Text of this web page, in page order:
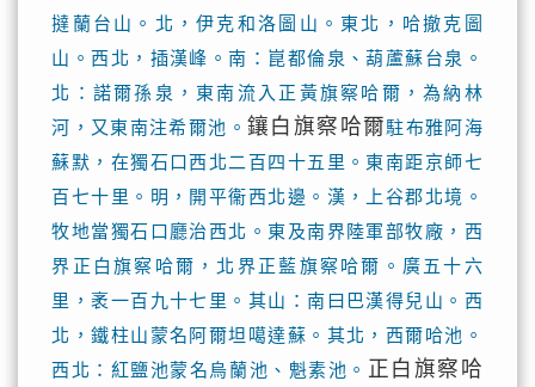
撻蘭台山。北，伊克和洛圖山。東北，哈撤克圖
山。西北，插漢峰。南：崑都倫泉、葫蘆蘇台泉。
北：諾爾孫泉，東南流入正黃旗察哈爾，為納林
河，又東南注希爾池。 鑲白旗察哈爾駐布雅阿海
蘇默，在獨石口西北二百四十五里。東南距京師七
百七十里。明，開平衞西北邊。漢，上谷郡北境。
牧地當獨石口廳治西北。東及南界陸軍部牧廠，西
界正白旗察哈爾，北界正藍旗察哈爾。廣五十六
里，袤一百九十七里。其山：南曰巴漢得兒山。西
北，鐵柱山蒙名阿爾坦噶達蘇。其北，西爾哈池。
西北：紅鹽池蒙名烏蘭池、魁素池。 正白旗察哈